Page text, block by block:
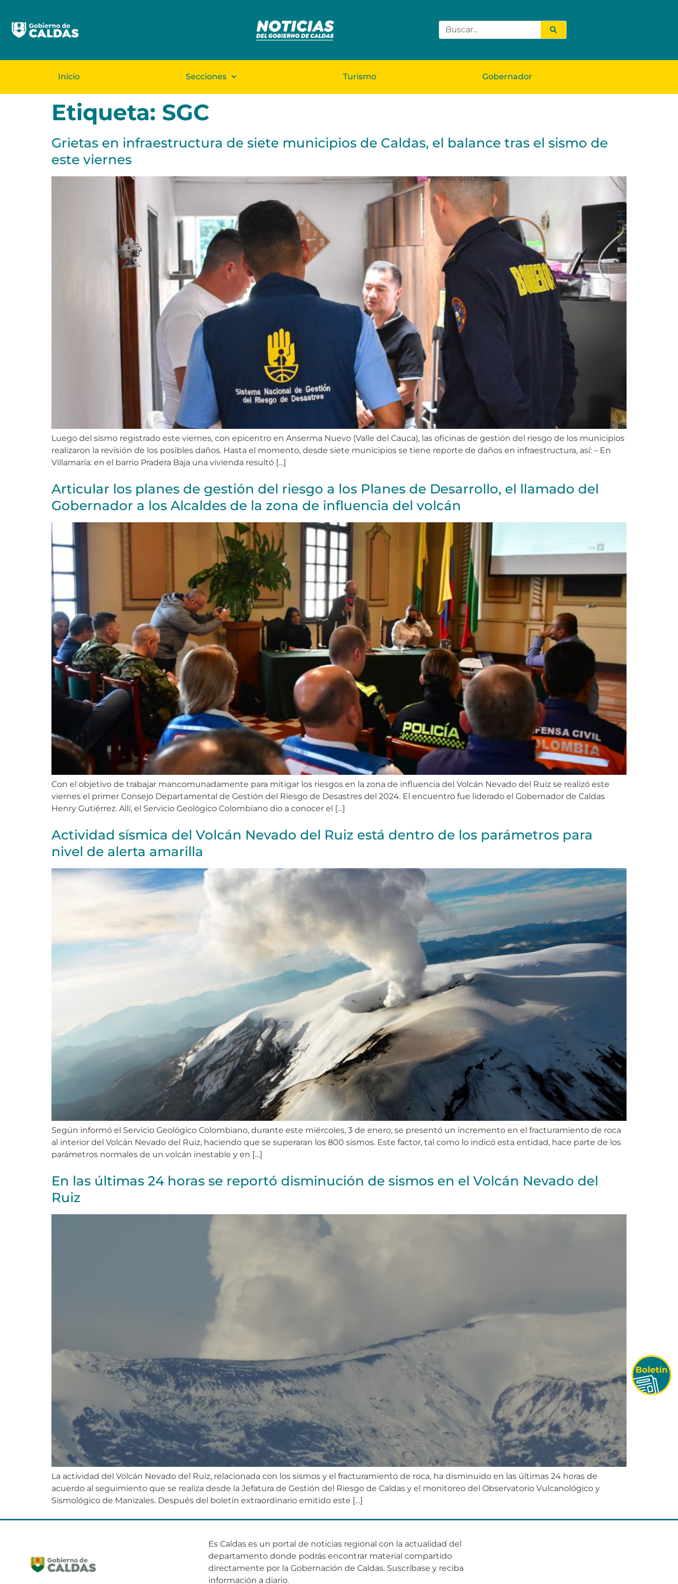
Inicio Secciones Turismo Gobernador
Etiqueta: SGC
Grietas en infraestructura de siete municipios de Caldas, el balance tras el sismo de
este viernes
Luego del sismo registrado este viernes, con epicentro en Anserma Nuevo (Valle del Cauca), las oficinas de gestión del riesgo de los municipios
realizaron la revisión de los posibles daños. Hasta el momento, desde siete municipios se tiene reporte de daños en infraestructura, así: – En
Villamaría: en el barrio Pradera Baja una vivienda resultó […]
Articular los planes de gestión del riesgo a los Planes de Desarrollo, el llamado del
Gobernador a los Alcaldes de la zona de influencia del volcán
Con el objetivo de trabajar mancomunadamente para mitigar los riesgos en la zona de influencia del Volcán Nevado del Ruiz se realizó este
viernes el primer Consejo Departamental de Gestión del Riesgo de Desastres del 2024. El encuentro fue liderado el Gobernador de Caldas
Henry Gutiérrez. Allí, el Servicio Geológico Colombiano dio a conocer el […]
Actividad sísmica del Volcán Nevado del Ruiz está dentro de los parámetros para
nivel de alerta amarilla
Según informó el Servicio Geológico Colombiano, durante este miércoles, 3 de enero, se presentó un incremento en el fracturamiento de roca
al interior del Volcán Nevado del Ruiz, haciendo que se superaran los 800 sismos. Este factor, tal como lo indicó esta entidad, hace parte de los
parámetros normales de un volcán inestable y en […]
En las últimas 24 horas se reportó disminución de sismos en el Volcán Nevado del
Ruiz
La actividad del Volcán Nevado del Ruiz, relacionada con los sismos y el fracturamiento de roca, ha disminuido en las últimas 24 horas de
acuerdo al seguimiento que se realiza desde la Jefatura de Gestión del Riesgo de Caldas y el monitoreo del Observatorio Vulcanológico y
Sismológico de Manizales. Después del boletín extraordinario emitido este […]
Es Caldas es un portal de noticias regional con la actualidad del
departamento donde podrás encontrar material compartido
directamente por la Gobernación de Caldas. Suscríbase y reciba
información a diario.